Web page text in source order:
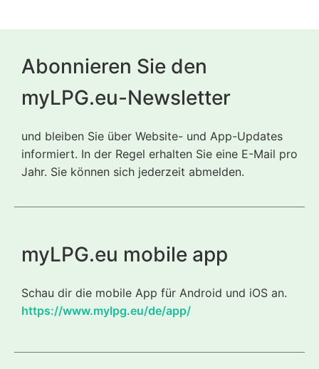
Abonnieren Sie den
myLPG.eu-Newsletter
und bleiben Sie über Website- und App-Updates
informiert. In der Regel erhalten Sie eine E-Mail pro
Jahr. Sie können sich jederzeit abmelden.
myLPG.eu mobile app
Schau dir die mobile App für Android und iOS an.
https://www.mylpg.eu/de/app/